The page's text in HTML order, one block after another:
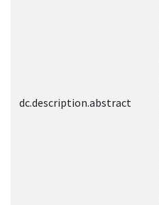
dc.description.abstract